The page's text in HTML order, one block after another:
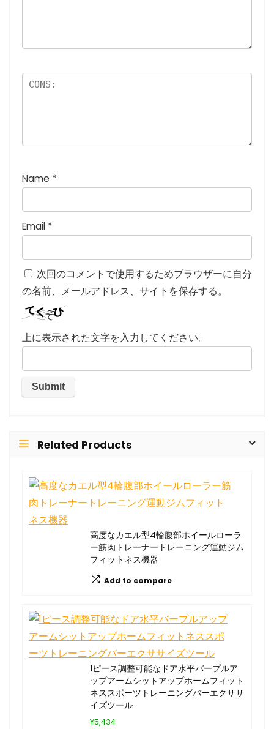
Name *
Email *
次回のコメントで使用するためブラウザーに自分
の名前、メールアドレス、サイトを保存する。
上に表示された文字を入力してください。
Related Products
高度なカエル型4輪腹部ホイールローラ
ー筋肉トレーナートレーニング運動ジム
フィットネス機器
Add to compare
1ピース調整可能なドア水平バープルア
ップアームシットアップホームフィット
ネススポーツトレーニングバーエクササ
イズツール
¥5,434